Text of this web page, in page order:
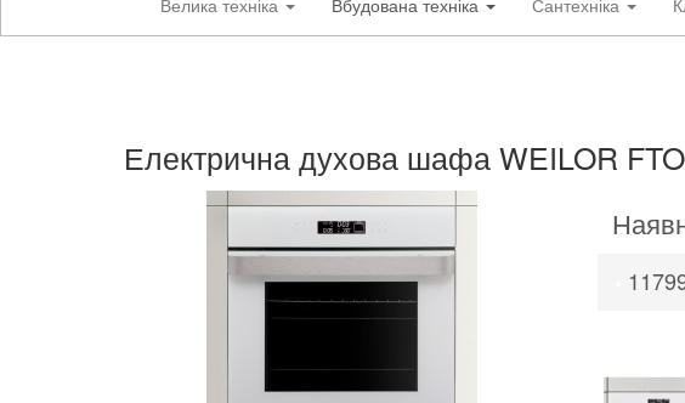
Велика техніка Вбудована техніка Сантехніка
Електрична духова шафа WEILOR